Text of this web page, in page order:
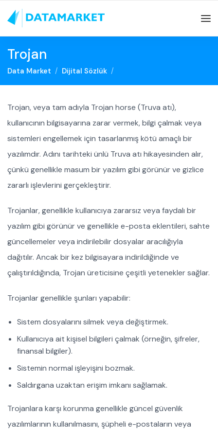
Trojan
Data Market Dijital Sözlük
Trojan, veya tam adıyla Trojan horse (Truva atı),
kullanıcının bilgisayarına zarar vermek, bilgi çalmak veya
sistemleri engellemek için tasarlanmış kötü amaçlı bir
yazılımdır. Adını tarihteki ünlü Truva atı hikayesinden alır,
çünkü genellikle masum bir yazılım gibi görünür ve gizlice
zararlı işlevlerini gerçekleştirir.
Trojanlar, genellikle kullanıcıya zararsız veya faydalı bir
yazılım gibi görünür ve genellikle e-posta eklentileri, sahte
güncellemeler veya indirilebilir dosyalar aracılığıyla
dağıtılır. Ancak bir kez bilgisayara indirildiğinde ve
çalıştırıldığında, Trojan üreticisine çeşitli yetenekler sağlar.
Trojanlar genellikle şunları yapabilir:
Sistem dosyalarını silmek veya değiştirmek.
Kullanıcıya ait kişisel bilgileri çalmak (örneğin, şifreler,
finansal bilgiler).
Sistemin normal işleyişini bozmak.
Saldırgana uzaktan erişim imkanı sağlamak.
Trojanlara karşı korunma genellikle güncel güvenlik
yazılımlarının kullanılmasını, şüpheli e-postaların veya